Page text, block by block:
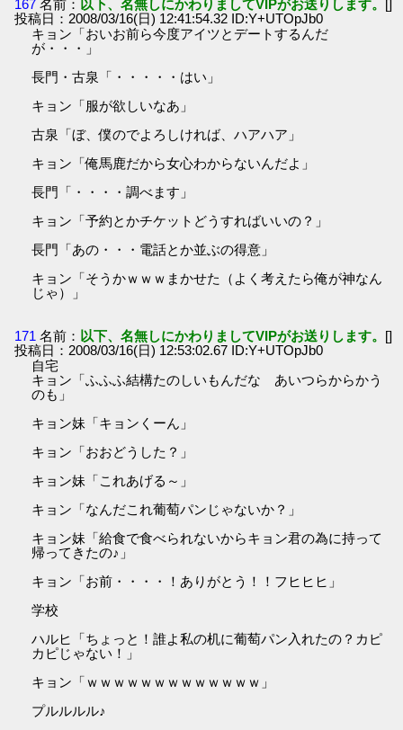
167 名前： 以下、名無しにかわりましてVIPがお送りします。 []
投稿日：2008/03/16(日) 12:41:54.32 ID:Y+UTOpJb0
キョン「おいお前ら今度アイツとデートするんだ
が・・・」
長門・古泉「・・・・・はい」
キョン「服が欲しいなあ」
古泉「ぼ、僕のでよろしければ、ハアハア」
キョン「俺馬鹿だから女心わからないんだよ」
長門「・・・・調べます」
キョン「予約とかチケットどうすればいいの？」
長門「あの・・・電話とか並ぶの得意」
キョン「そうかｗｗｗまかせた（よく考えたら俺が神なん
じゃ）」
171 名前： 以下、名無しにかわりましてVIPがお送りします。 []
投稿日：2008/03/16(日) 12:53:02.67 ID:Y+UTOpJb0
自宅
キョン「ふふふ結構たのしいもんだな あいつらからかう
のも」
キョン妹「キョンくーん」
キョン「おおどうした？」
キョン妹「これあげる～」
キョン「なんだこれ葡萄パンじゃないか？」
キョン妹「給食で食べられないからキョン君の為に持って
帰ってきたの♪」
キョン「お前・・・・！ありがとう！！フヒヒヒ」
学校
ハルヒ「ちょっと！誰よ私の机に葡萄パン入れたの？カピ
カピじゃない！」
キョン「ｗｗｗｗｗｗｗｗｗｗｗｗｗ」
プルルルル♪